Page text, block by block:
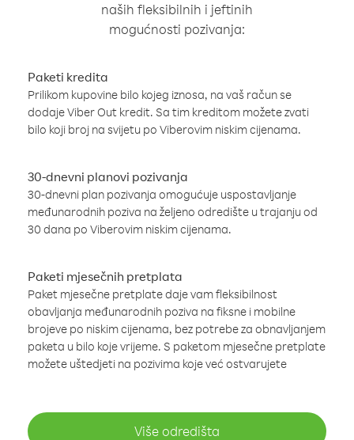
naših fleksibilnih i jeftinih
mogućnosti pozivanja:
Paketi kredita
Prilikom kupovine bilo kojeg iznosa, na vaš račun se
dodaje Viber Out kredit. Sa tim kreditom možete zvati
bilo koji broj na svijetu po Viberovim niskim cijenama.
30-dnevni planovi pozivanja
30-dnevni plan pozivanja omogućuje uspostavljanje
međunarodnih poziva na željeno odredište u trajanju od
30 dana po Viberovim niskim cijenama.
Paketi mjesečnih pretplata
Paket mjesečne pretplate daje vam fleksibilnost
obavljanja međunarodnih poziva na fiksne i mobilne
brojeve po niskim cijenama, bez potrebe za obnavljanjem
paketa u bilo koje vrijeme. S paketom mjesečne pretplate
možete uštedjeti na pozivima koje već ostvarujete
Više odredišta